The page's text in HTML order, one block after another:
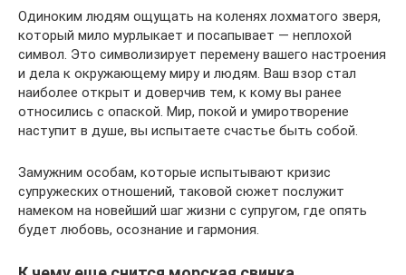
Одиноким людям ощущать на коленях лохматого зверя,
который мило мурлыкает и посапывает — неплохой
символ. Это символизирует перемену вашего настроения
и дела к окружающему миру и людям. Ваш взор стал
наиболее открыт и доверчив тем, к кому вы ранее
относились с опаской. Мир, покой и умиротворение
наступит в душе, вы испытаете счастье быть собой.
Замужним особам, которые испытывают кризис
супружеских отношений, таковой сюжет послужит
намеком на новейший шаг жизни с супругом, где опять
будет любовь, осознание и гармония.